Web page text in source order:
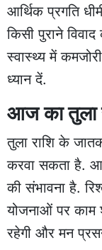
आर्थिक प्रगति
किसी पुराने
स्वास्थ्य में
ध्यान दें.
आज का तुला
तुला राशि के
करवा सकता है.
की संभावना है.
योजनाओं पर
रहेगी और मन